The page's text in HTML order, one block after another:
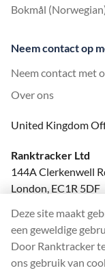
Bokmål
Neem contact op
Neem contact met
Over ons
United Kingdom
Ranktracker Ltd
144A Clerkenwell
London, EC1R 5DF
Deze site maakt
een geweldige
Door Ranktracker
ons gebruik van